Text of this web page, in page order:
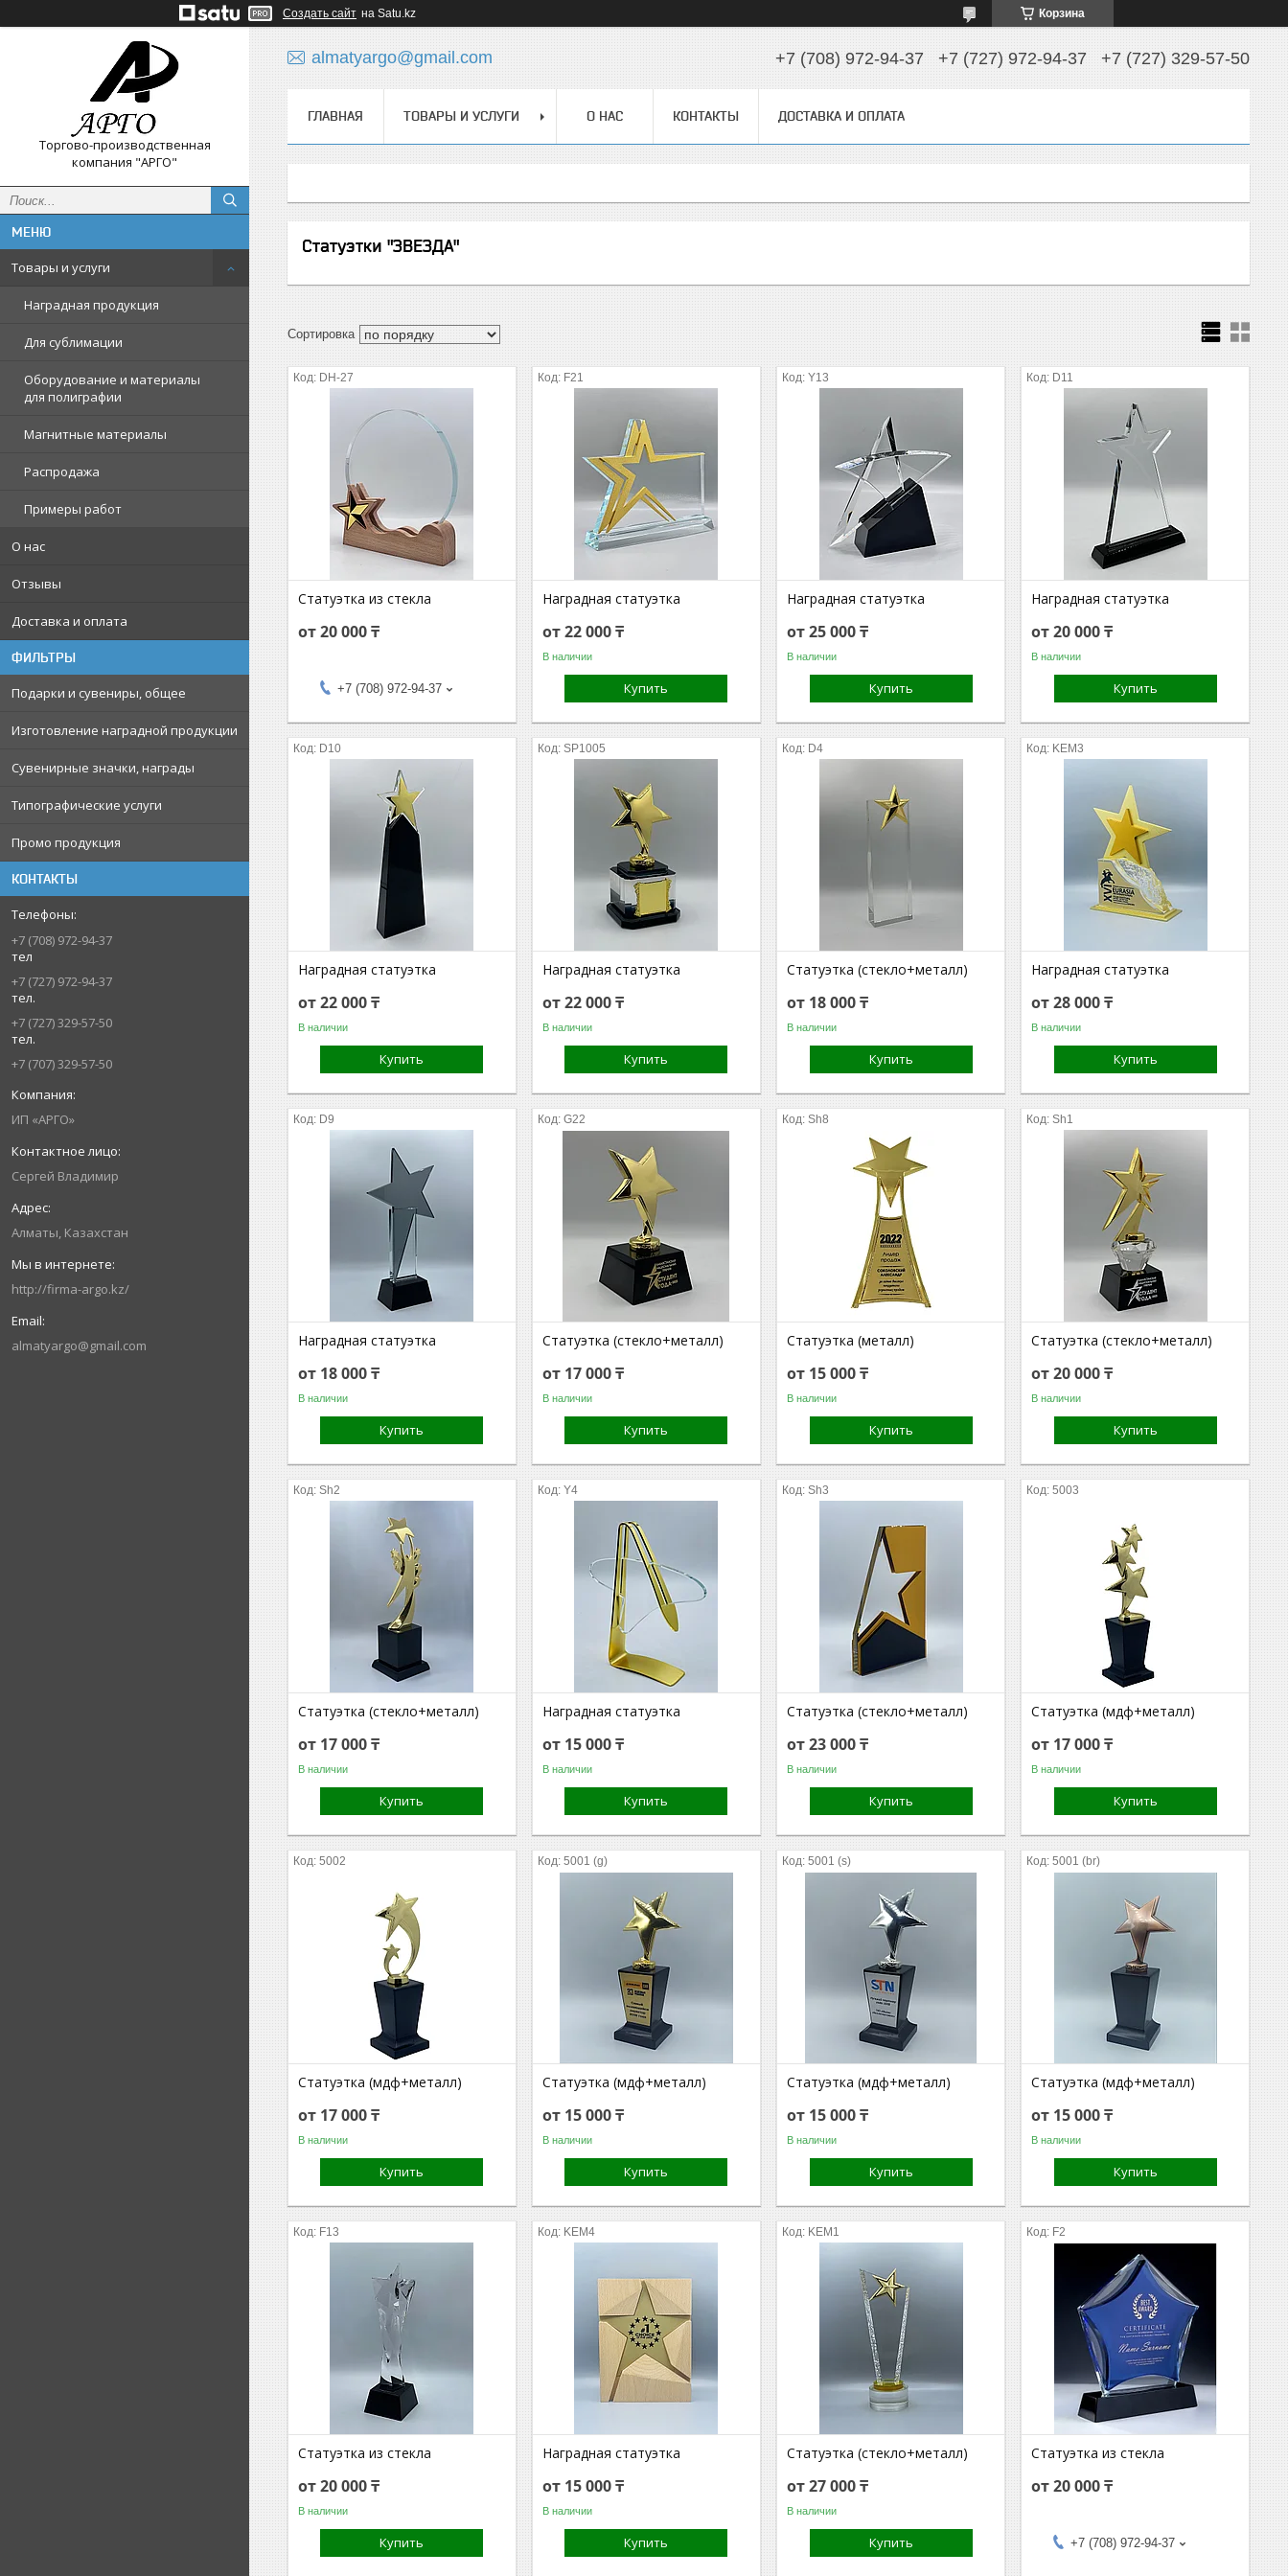
Создать сайт на Satu.kz Корзина
Торгово-производственная
компания "АРГО"
Товары и услуги
Наградная продукция
Для сублимации
Оборудование и материалы
для полиграфии
Магнитные материалы
Распродажа
Примеры работ
О нас
Отзывы
Доставка и оплата
ФИЛЬТРЫ
Подарки и сувениры, общее
Изготовление наградной продукции
Сувенирные значки, награды
Типографические услуги
Промо продукция
КОНТАКТЫ
+7 (708) 972-94-37
тел
+7 (727) 972-94-37
тел.
+7 (727) 329-57-50
тел.
+7 (707) 329-57-50
ИП «АРГО»
Сергей Владимир
Алматы, Казахстан
http://firma-argo.kz/
almatyargo@gmail.com
almatyargo@gmail.com +7 (708) 972-94-37 +7 (727) 972-94-37 +7 (727) 329-57-50
ГЛАВНАЯ ТОВАРЫ И УСЛУГИ О НАС КОНТАКТЫ ДОСТАВКА И ОПЛАТА
Статуэтки "ЗВЕЗДА"
DH-27
Статуэтка из стекла
от 20 000 ₸
+7 (708) 972-94-37
F21
Наградная статуэтка
от 22 000 ₸
В наличии
Купить
Y13
Наградная статуэтка
от 25 000 ₸
В наличии
Купить
D11
Наградная статуэтка
от 20 000 ₸
В наличии
Купить
D10
Наградная статуэтка
от 22 000 ₸
В наличии
Купить
SP1005
Наградная статуэтка
от 22 000 ₸
В наличии
Купить
D4
Статуэтка (стекло+металл)
от 18 000 ₸
В наличии
Купить
KEM3
Наградная статуэтка
от 28 000 ₸
В наличии
Купить
D9
Наградная статуэтка
от 18 000 ₸
В наличии
Купить
G22
Статуэтка (стекло+металл)
от 17 000 ₸
В наличии
Купить
Sh8
Статуэтка (металл)
от 15 000 ₸
В наличии
Купить
Sh1
Статуэтка (стекло+металл)
от 20 000 ₸
В наличии
Купить
Sh2
Статуэтка (стекло+металл)
от 17 000 ₸
В наличии
Купить
Y4
Наградная статуэтка
от 15 000 ₸
В наличии
Купить
Sh3
Статуэтка (стекло+металл)
от 23 000 ₸
В наличии
Купить
5003
Статуэтка (мдф+металл)
от 17 000 ₸
В наличии
Купить
5002
Статуэтка (мдф+металл)
от 17 000 ₸
В наличии
Купить
5001 (g)
Статуэтка (мдф+металл)
от 15 000 ₸
В наличии
Купить
5001 (s)
Статуэтка (мдф+металл)
от 15 000 ₸
В наличии
Купить
5001 (br)
Статуэтка (мдф+металл)
от 15 000 ₸
В наличии
Купить
F13
Статуэтка из стекла
от 20 000 ₸
В наличии
Купить
KEM4
Наградная статуэтка
от 15 000 ₸
В наличии
Купить
KEM1
Статуэтка (стекло+металл)
от 27 000 ₸
В наличии
Купить
F2
Статуэтка из стекла
от 20 000 ₸
+7 (708) 972-94-37